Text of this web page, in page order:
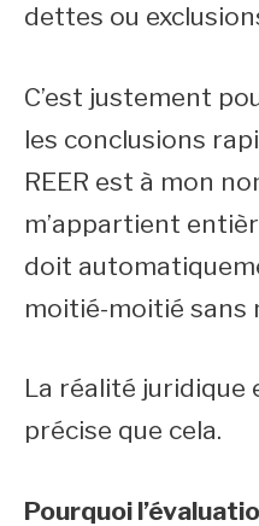
dettes ou
C’est justement
les conclusions
REER est à mon
m’appartient
doit
moitié-moitié sans
La réalité juridique
précise que cela.
Pourquoi